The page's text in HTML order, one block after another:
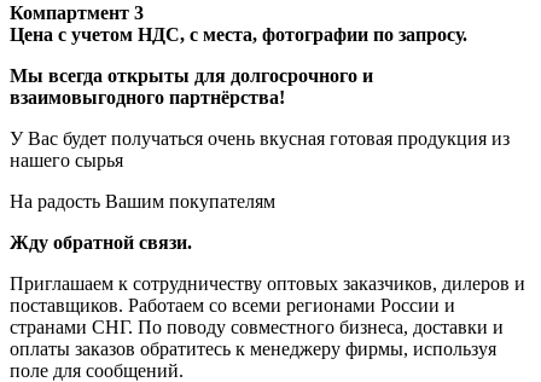
Компартмент 3
Цена с учетом НДС, с места, фотографии по запросу.
Мы всегда открыты для долгосрочного и
взаимовыгодного партнёрства!
У Вас будет получаться очень вкусная готовая продукция из
нашего сырья
На радость Вашим покупателям
Жду обратной связи.
Приглашаем к сотрудничеству оптовых заказчиков, дилеров и
поставщиков. Работаем со всеми регионами России и
странами СНГ. По поводу совместного бизнеса, доставки и
оплаты заказов обратитесь к менеджеру фирмы, используя
поле для сообщений.